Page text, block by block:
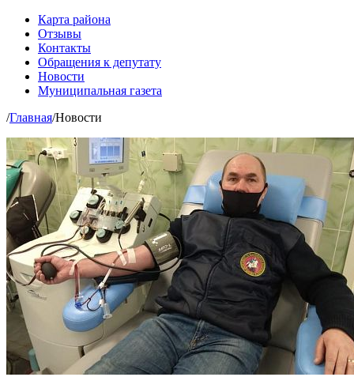
Карта района
Отзывы
Контакты
Обращения к депутату
Новости
Муниципальная газета
/Главная/Новости